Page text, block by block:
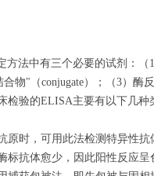
法中有三个必要的试剂：（
物"（conjugate）；（3）
验的ELISA主要有以下几种
时，可用此法检测特异性
抗体愈少，因此阳性反应